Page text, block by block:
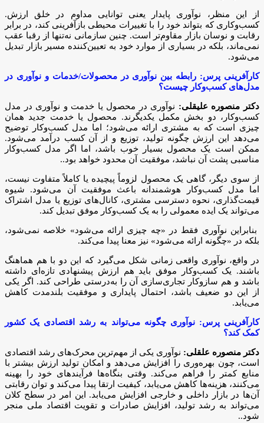
از این منظر، نوآوری پایدار یعنی توانایی مداوم در خلق ارزش.
کسب‌وکاری که بتواند خود را با تغییرات محیطی بازآفرینی کند، در برابر
رقابت و نوسان بازار مقاوم‌تر است. چنین سازمانی نه‌تنها از رقبا عقب
نمی‌ماند، بلکه در بسیاری از موارد خود به تعیین‌کننده مسیر بازار تبدیل
می‌شود.
کارآفرینی پرس: رابطه بین نوآوری در محصولات/خدمات و نوآوری در
مدل‌های کسب‌وکار چیست؟
دکتر منصوره علیقلی: نوآوری در محصول یا خدمت و نوآوری در مدل
کسب‌وکار، دو بخش مکمل یکدیگرند. محصول یا خدمت جدید همان
چیزی است که به مشتری ارائه می‌شود؛ اما مدل کسب‌وکار توضیح
می‌دهد این ارزش چگونه تولید، توزیع و از آن کسب درآمد می‌شود.
ممکن است یک محصول بسیار خوب باشد، اما اگر مدل کسب‌وکار
مناسبی پشت آن نباشد، موفقیت آن محدود خواهد بود..
از سوی دیگر، گاهی یک محصول لزوماً پیچیده یا کاملاً متفاوت نیست،
اما مدل کسب‌وکار هوشمندانه باعث موفقیت آن می‌شود. شیوه
قیمت‌گذاری، نحوه دسترسی مشتری، کانال‌های توزیع یا مدل اشتراک
می‌تواند یک ایده معمولی را به یک کسب‌وکار موفق تبدیل کند.
بنابراین نوآوری فقط در «چه چیزی ارائه می‌شود» خلاصه نمی‌شود،
بلکه در «چگونه ارائه می‌شود» نیز معنا پیدا می‌کند.
در واقع، نوآوری واقعی زمانی شکل می‌گیرد که این دو با هم هماهنگ
باشند. یک کسب‌وکار موفق باید هم ارزش پیشنهادی تازه‌ای داشته
باشد و هم سازوکار تجاری‌سازی آن را به‌درستی طراحی کند. اگر یکی
از این دو ضعیف باشد، احتمال پایداری و موفقیت بلندمدت کاهش
می‌یابد.
کارآفرینی پرس: نوآوری چگونه می‌تواند به رشد اقتصادی یک کشور
کمک کند؟
دکتر منصوره علقلی: نوآوری یکی از مهم‌ترین محرک‌های رشد اقتصادی
است، چون بهره‌وری را افزایش می‌دهد و امکان تولید ارزش بیشتر با
منابع کمتر را فراهم می‌کند. وقتی بنگاه‌ها فرآیندهای خود را بهینه
می‌کنند، هزینه‌ها کاهش می‌یابد، کیفیت ارتقا پیدا می‌کند و توان رقابتی
آن‌ها در بازار داخلی و خارجی افزایش می‌یابد. این امر در سطح کلان
می‌تواند به رشد تولید، افزایش صادرات و تقویت اقتصاد ملی منجر
شود..